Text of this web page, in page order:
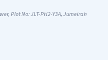
Plot No: JLT-PH2-Y3A, Jumeirah